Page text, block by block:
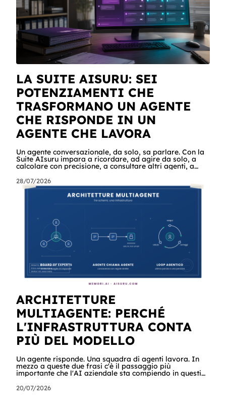
LA SUITE AISURU: SEI
POTENZIAMENTI CHE
TRASFORMANO UN AGENTE
CHE RISPONDE IN UN
AGENTE CHE LAVORA
Un agente conversazionale, da solo, sa parlare. Con la
Suite AIsuru impara a ricordare, ad agire da solo, a
calcolare con precisione, a consultare altri agenti, a
applicazione conversando. Questo articolo racconta
tutti e sei i connettori originali della Suite, con i casi
reali che girano già in produzione e gli scenari in cui
potreste usarli domani mattina. Cominciamo dalle
28/07/2026
ARCHITETTURE
MULTIAGENTE: PERCHÉ
L'INFRASTRUTTURA CONTA
PIÙ DEL MODELLO
Un agente risponde. Una squadra di agenti lavora. In
mezzo a queste due frasi c'è il passaggio più
importante che l'AI aziendale sta compiendo in questi
multiagente: sistemi in cui più agenti specializzati si
coordinano per completare un lavoro, ognuno con il
20/07/2026